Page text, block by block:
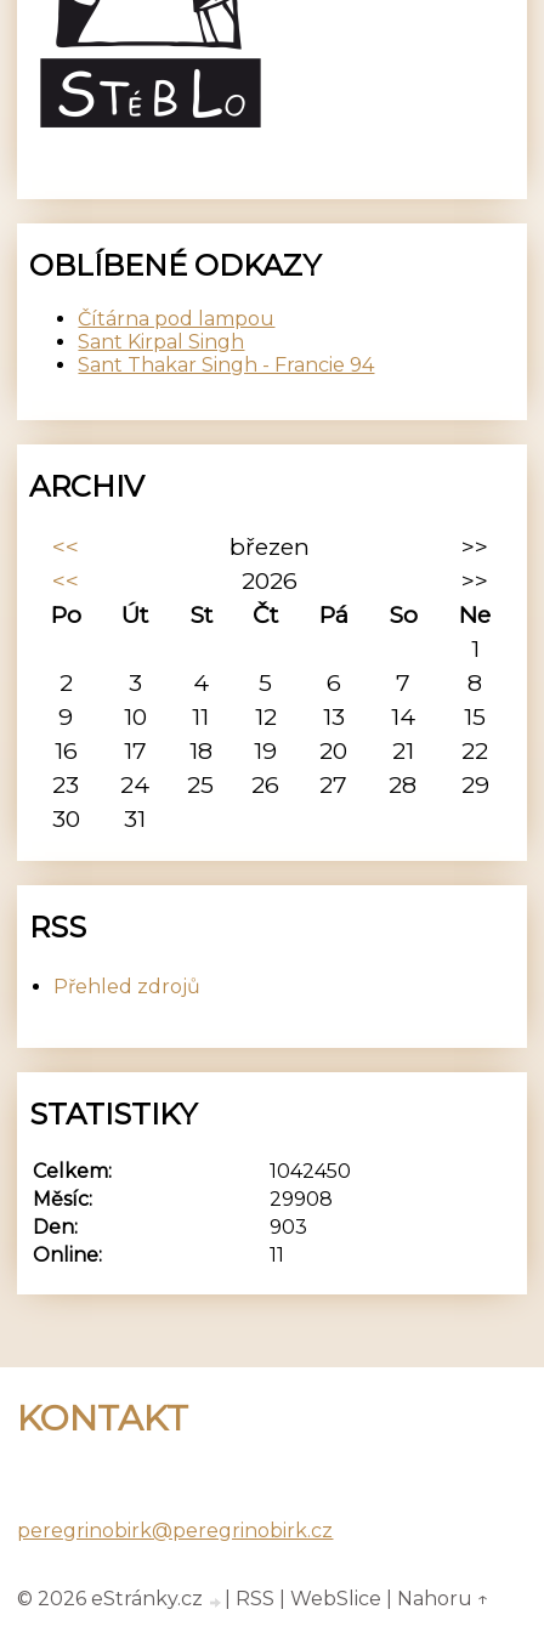
OBLÍBENÉ ODKAZY
Čítárna pod lampou
Sant Kirpal Singh
Sant Thakar Singh - Francie 94
ARCHIV
<< březen
>>
<<
2026
>>
Po
Út St Čt Pá So
Ne
1
2
3 4 5 6 7
8
9
10 11 12 13 14
15
16
17 18 19 20 21
22
23
24 25 26 27 28
29
30
31
RSS
Přehled zdrojů
STATISTIKY
Online: 11
Celkem:
1042450
Měsíc:
29908
Den:
903
KONTAKT
peregrinobirk@peregrinobirk.cz
© 2026 eStránky.cz RSS |WebSlice Nahoru ↑